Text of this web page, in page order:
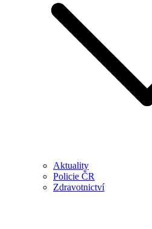
Aktuality
Policie ČR
Zdravotnictví